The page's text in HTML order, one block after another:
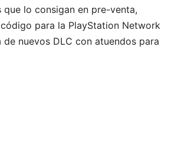
que lo consigan en pre-venta,
para la PlayStation Network
de nuevos DLC con atuendos para